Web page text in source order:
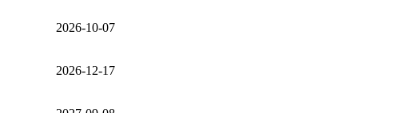
2026‑10‑07
2026‑12‑17